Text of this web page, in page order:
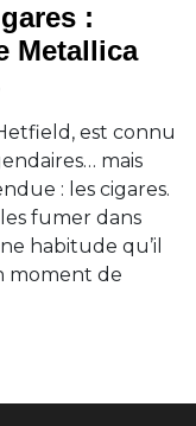
:
Metallica
est connu
mais
: les cigares.
fumer dans
habitude qu’il
moment de